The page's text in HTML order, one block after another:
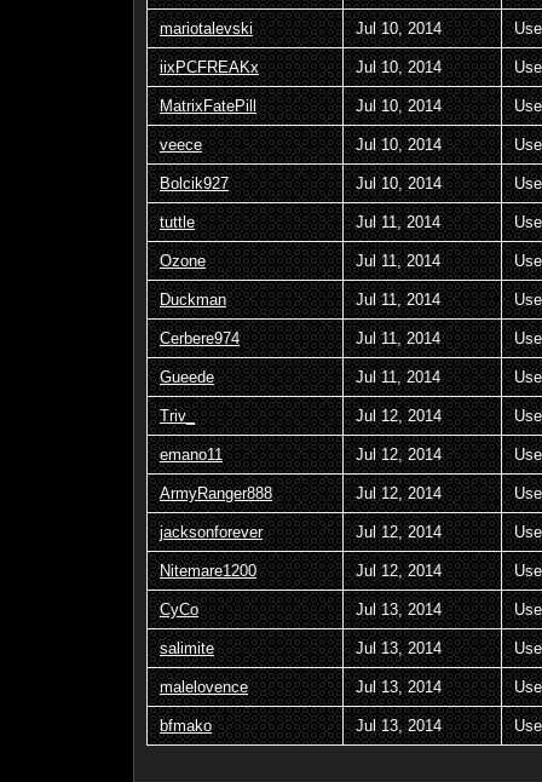
mariotalevski Jul 10, 2014
iixPCFREAKx Jul 10, 2014
MatrixFatePill Jul 10, 2014
veece Jul 10, 2014
Bolcik927 Jul 10, 2014
tuttle Jul 11, 2014
Ozone Jul 11, 2014
Duckman Jul 11, 2014
Cerbere974 Jul 11, 2014
Gueede Jul 11, 2014
Triv_ Jul 12, 2014
emano11 Jul 12, 2014
ArmyRanger888 Jul 12, 2014
jacksonforever Jul 12, 2014
Nitemare1200 Jul 12, 2014
CyCo Jul 13, 2014
salimite Jul 13, 2014
malelovence Jul 13, 2014
bfmako Jul 13, 2014